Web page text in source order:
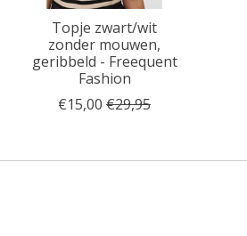
Topje zwart/wit
zonder mouwen,
geribbeld - Freequent
Fashion
€15,00 €29,95